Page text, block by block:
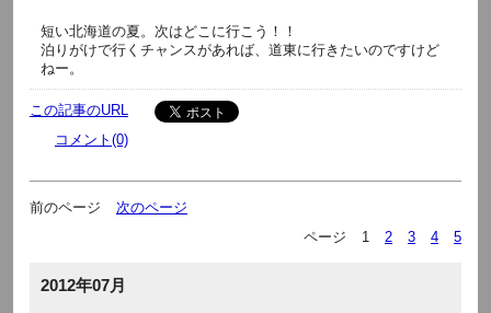
短い北海道の夏。次はどこに行こう！！
泊りがけで行くチャンスがあれば、道東に行きたいのですけど
ねー。
この記事のURL
コメント(0)
前のページ
次のページ
ページ
1 2 3 4 5
2012年07月